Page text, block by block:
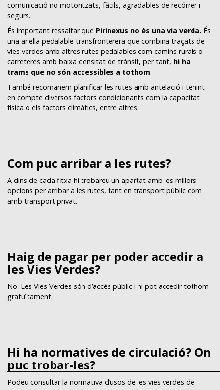
comunicació no motoritzats, fàcils, agradables de recórrer i
segurs.
És important ressaltar que Pirinexus no és una via verda. És
una anella pedalable transfronterera que combina traçats de
vies verdes amb altres rutes pedalables com camins rurals o
carreteres amb baixa densitat de trànsit, per tant, hi ha
trams que no són accessibles a tothom.
També recomanem planificar les rutes amb antelació i tenint
en compte diversos factors condicionants com la capacitat
física o els factors climàtics, entre altres.
Com puc arribar a les rutes?
A dins de cada fitxa hi trobareu un apartat amb les millors
opcions per arribar a les rutes, tant en transport públic com
amb transport privat.
Haig de pagar per poder accedir a
les Vies Verdes?
No. Les Vies Verdes són d’accés públic i hi pot accedir tothom
gratuïtament.
Hi ha normatives de circulació? On
puc trobar-les?
Podeu consultar la normativa d’usos de les vies verdes de